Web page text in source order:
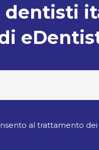
dentisti
al trattamento dei